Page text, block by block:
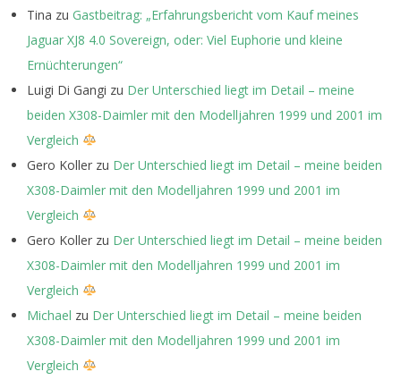
Tina zu Gastbeitrag: „Erfahrungsbericht vom Kauf meines
Jaguar XJ8 4.0 Sovereign, oder: Viel Euphorie und kleine
Ernüchterungen“
Luigi Di Gangi zu Der Unterschied liegt im Detail – meine
beiden X308-Daimler mit den Modelljahren 1999 und 2001 im
Vergleich
Gero Koller zu Der Unterschied liegt im Detail – meine beiden
X308-Daimler mit den Modelljahren 1999 und 2001 im
Vergleich
Gero Koller zu Der Unterschied liegt im Detail – meine beiden
X308-Daimler mit den Modelljahren 1999 und 2001 im
Vergleich
Michael zu Der Unterschied liegt im Detail – meine beiden
X308-Daimler mit den Modelljahren 1999 und 2001 im
Vergleich